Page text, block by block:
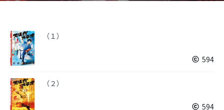
（１）
594
（２）
594